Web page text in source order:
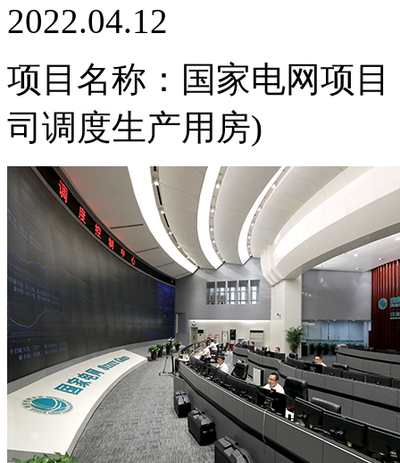
2022.04.12
项目名称： 国家电网项
司调度生产用房)